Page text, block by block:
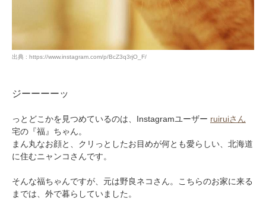
出典 : https://www.instagram.com/p/BcZ3q3rjO_F/
ジーーーーッ
っとどこかを見つめているのは、Instagramユーザー ruiruiさん
宅の『福』ちゃん。
まん丸なお顔と、クリっとしたお目めが何とも愛らしい、北海道
に住むニャンコさんです。
そんな福ちゃんですが、元は野良ネコさん。こちらのお家に来る
までは、外で暮らしていました。